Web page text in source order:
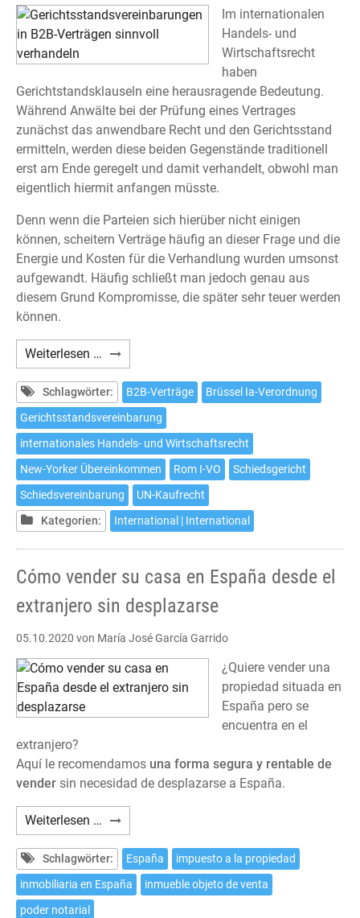
Im internationalen
Handels- und
Wirtschaftsrecht
haben
Gerichtstandsklauseln eine herausragende Bedeutung.
Während Anwälte bei der Prüfung eines Vertrages
zunächst das anwendbare Recht und den Gerichtsstand
ermitteln, werden diese beiden Gegenstände traditionell
erst am Ende geregelt und damit verhandelt, obwohl man
eigentlich hiermit anfangen müsste.
Denn wenn die Parteien sich hierüber nicht einigen
können, scheitern Verträge häufig an dieser Frage und die
Energie und Kosten für die Verhandlung wurden umsonst
aufgewandt. Häufig schließt man jedoch genau aus
diesem Grund Kompromisse, die später sehr teuer werden
können.
Weiterlesen … Gerichtsstandsvereinbarungen
in
B2B-
Verträgen
sinnvoll
verhandeln
Schlagwörter: B2B-Verträge
Brüssel Ia-Verordnung
Gerichtsstandsvereinbarung
internationales Handels- und Wirtschaftsrecht
New-Yorker Übereinkommen
Rom I-VO
Schiedsgericht
Schiedsvereinbarung
UN-Kaufrecht
Kategorien:
International | International
Cómo vender su casa en España desde el
extranjero sin desplazarse
05.10.2020 von María José García Garrido
¿Quiere vender una
propiedad situada en
España pero se
encuentra en el
extranjero?
Aquí le recomendamos una forma segura y rentable de
vender sin necesidad de desplazarse a España.
Weiterlesen … Cómo
vender
su
casa
en
Schlagwörter: España
impuesto a la propiedad
inmobiliaria en España
inmueble objeto de venta
poder notarial